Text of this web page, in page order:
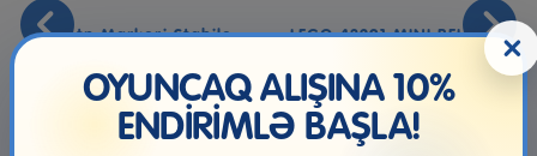
Mətn Markeri Stabilo
Pastel P...
LEGO 43291 MINI BELLE &
TIANA WITH CASTLE V29
×
OYUNCAQ ALIŞINA 10%
ENDİRİMLƏ BAŞLA!